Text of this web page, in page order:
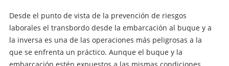
Desde el punto de vista de la prevención de riesgos
laborales el transbordo desde la embarcación al buque y a
la inversa es una de las operaciones más peligrosas a la
que se enfrenta un práctico. Aunque el buque y la
embarcación estén expuestos a las mismas condiciones